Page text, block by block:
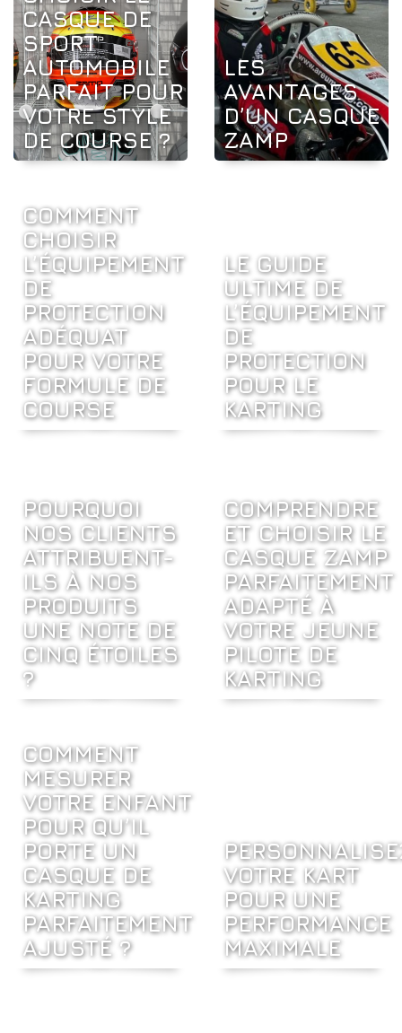
CASQUE DE
SPORT
AUTOMOBILE
PARFAIT POUR
VOTRE STYLE
DE COURSE ?
LES
AVANTAGES
D’UN CASQUE
ZAMP
COMMENT
CHOISIR
L’ÉQUIPEMENT
DE
PROTECTION
ADÉQUAT
POUR VOTRE
FORMULE DE
COURSE
LE GUIDE
ULTIME DE
L’ÉQUIPEMENT
DE
PROTECTION
POUR LE
KARTING
POURQUOI
NOS CLIENTS
ATTRIBUENT-
ILS À NOS
PRODUITS
UNE NOTE DE
CINQ ÉTOILES
?
COMPRENDRE
ET CHOISIR LE
CASQUE ZAMP
PARFAITEMENT
ADAPTÉ À
VOTRE JEUNE
PILOTE DE
KARTING
COMMENT
MESURER
VOTRE ENFANT
POUR QU’IL
PORTE UN
CASQUE DE
KARTING
PARFAITEMENT
AJUSTÉ ?
VOTRE KART
POUR UNE
PERFORMANCE
MAXIMALE